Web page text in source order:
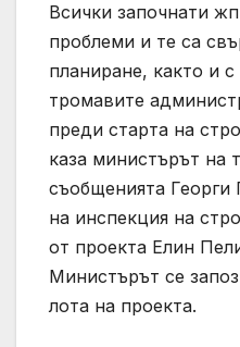
Всички започнати
проблеми и те са
планиране, както и
тромавите
преди старта на
каза министърът на
съобщенията
на инспекция на
от проекта Елин
Министърът се
лота на проекта.